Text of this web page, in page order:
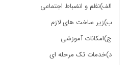
الف)نظم و انضباط اجتماعی
ب)زیر ساخت های لازم
ج)امکانات آموزشی
د)خدمات تک مرحله ای